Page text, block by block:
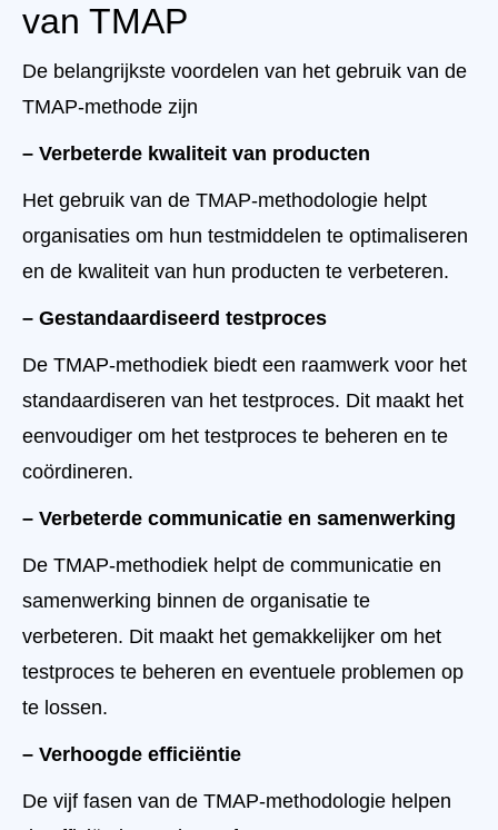
van TMAP
De belangrijkste voordelen van het gebruik van de
TMAP-methode zijn
– Verbeterde kwaliteit van producten
Het gebruik van de TMAP-methodologie helpt
organisaties om hun testmiddelen te optimaliseren
en de kwaliteit van hun producten te verbeteren.
– Gestandaardiseerd testproces
De TMAP-methodiek biedt een raamwerk voor het
standaardiseren van het testproces. Dit maakt het
eenvoudiger om het testproces te beheren en te
coördineren.
– Verbeterde communicatie en samenwerking
De TMAP-methodiek helpt de communicatie en
samenwerking binnen de organisatie te
verbeteren. Dit maakt het gemakkelijker om het
testproces te beheren en eventuele problemen op
te lossen.
– Verhoogde efficiëntie
De vijf fasen van de TMAP-methodologie helpen